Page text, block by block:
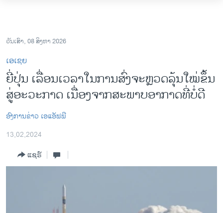
ເຂົ້າ
ຫາ
ຂ້າມ
ຂ້າມ
ຂ້າມ
ຫາ
ຊອກ
ຄົ້ນ
ລາວ
ອາເມຣິກາ
ການເລືອກຕັ້ງ ປະທານາທີບໍດີ ສະຫະລັດ 2024
ຂ່າວ​ຈີນ
ໂລກ
ເອເຊຍ
ຊີວິດຊາວລາວ
ວິທະຍາສາດ-ເທັກໂນໂລຈີ
ວັນເສົາ, 08 ສິງຫາ 2026
ເອເຊຍ
ຍີ່ປຸ່ນ ເລື່ອນເວລາໃນການສົ່ງຈະຫຼວດລຸ້ນໃໝ່​ຂຶ້ນ
ສູ່ອະວະກາດ ເນື່ອງຈາກສະພາບອາກາດທີ່ບໍ່ດີ
ອົງການຂ່າວ ເອແອັຟພີ
13,02,2024
ແຊຣ໌